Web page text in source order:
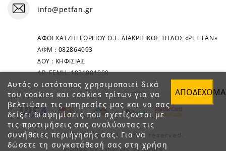
Αυτός ο ιστότοπος χρησιμοποιεί δικά
του cookies και cookies τρίτων για να
βελτιώσει τις υπηρεσίες μας και να σας
δείξει διαφημίσεις που σχετίζονται με
τις προτιμήσεις σας αναλύοντας τις
συνήθειες περιήγησής σας. Για να
δώσετε τη συγκατάθεσή σας στη χρήση
info@petfan.gr
ΑΦΟΙ ΧΑΤΖΗΓΕΩΡΓΙΟΥ Ο.Ε. ΔΙΑΚΡΙΤΙΚΟΣ ΤΙΤΛΟΣ «PET FAN»
ΑΦΜ : 082864093
ΔΟΥ : ΚΗΦΙΣΙΑΣ
ΑΡ. ΓΕΜΗ: 1821901000
© 2023 petfan.gr. All rights reserved.
e-Shop by Synergic Software